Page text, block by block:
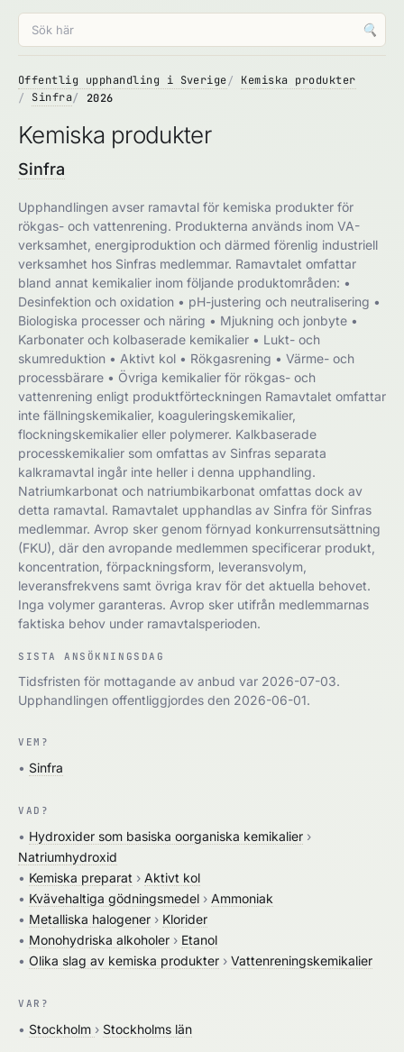
🔍
Offentlig upphandling i Sverige
Kemiska produkter
Sinfra
2026
Kemiska produkter
Sinfra
Upphandlingen avser ramavtal för kemiska produkter för
rökgas- och vattenrening. Produkterna används inom VA-
verksamhet, energiproduktion och därmed förenlig industriell
verksamhet hos Sinfras medlemmar. Ramavtalet omfattar
bland annat kemikalier inom följande produktområden: •
Desinfektion och oxidation • pH-justering och neutralisering •
Biologiska processer och näring • Mjukning och jonbyte •
Karbonater och kolbaserade kemikalier • Lukt- och
skumreduktion • Aktivt kol • Rökgasrening • Värme- och
processbärare • Övriga kemikalier för rökgas- och
vattenrening enligt produktförteckningen Ramavtalet omfattar
inte fällningskemikalier, koaguleringskemikalier,
flockningskemikalier eller polymerer. Kalkbaserade
processkemikalier som omfattas av Sinfras separata
kalkramavtal ingår inte heller i denna upphandling.
Natriumkarbonat och natriumbikarbonat omfattas dock av
detta ramavtal. Ramavtalet upphandlas av Sinfra för Sinfras
medlemmar. Avrop sker genom förnyad konkurrensutsättning
(FKU), där den avropande medlemmen specificerar produkt,
koncentration, förpackningsform, leveransvolym,
leveransfrekvens samt övriga krav för det aktuella behovet.
Inga volymer garanteras. Avrop sker utifrån medlemmarnas
faktiska behov under ramavtalsperioden.
SISTA ANSÖKNINGSDAG
Tidsfristen för mottagande av anbud var 2026-07-03.
Upphandlingen offentliggjordes den 2026-06-01.
VEM?
• Sinfra
VAD?
• Hydroxider som basiska oorganiska kemikalier ›
Natriumhydroxid
• Kemiska preparat › Aktivt kol
• Kvävehaltiga gödningsmedel › Ammoniak
• Metalliska halogener › Klorider
• Monohydriska alkoholer › Etanol
• Olika slag av kemiska produkter › Vattenreningskemikalier
VAR?
• Stockholm › Stockholms län